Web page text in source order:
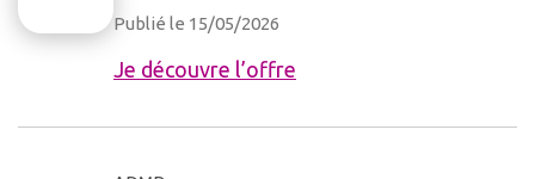
Publié le 15/05/2026
Je découvre l’offre